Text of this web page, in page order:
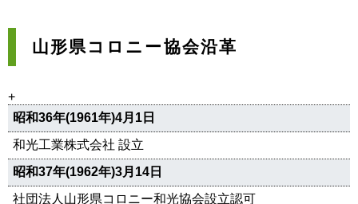
山形県コロニー協会沿革
+
昭和36年(1961年)4月1日
和光工業株式会社 設立
昭和37年(1962年)3月14日
社団法人山形県コロニー和光協会設立認可